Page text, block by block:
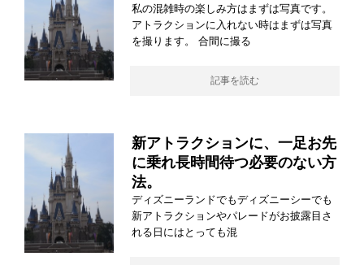
私の混雑時の楽しみ方はまずは写真です。
アトラクションに入れない時はまずは写真
を撮ります。 合間に撮る
記事を読む
新アトラクションに、一足お先
に乗れ長時間待つ必要のない方
法。
ディズニーランドでもディズニーシーでも
新アトラクションやパレードがお披露目さ
れる日にはとっても混